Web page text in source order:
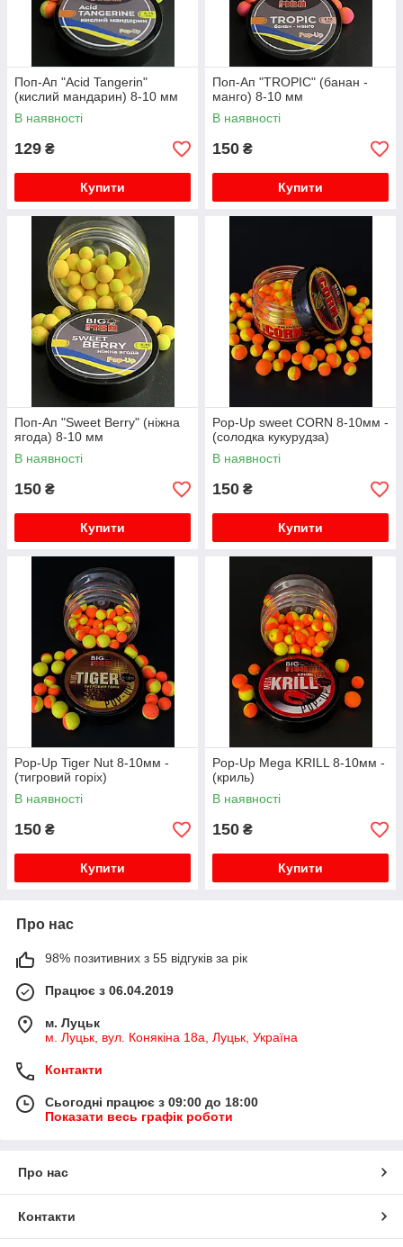
Поп-Ап "Acid Tangerin"
(кислий мандарин) 8-10 мм
В наявності
129 ₴
Купити
Поп-Ап "TROPIC" (банан -
манго) 8-10 мм
В наявності
150 ₴
Купити
Поп-Ап "Sweet Berry" (ніжна
ягода) 8-10 мм
В наявності
150 ₴
Купити
Pop-Up sweet CORN 8-10мм -
(солодка кукурудза)
В наявності
150 ₴
Купити
Pop-Up Tiger Nut 8-10мм -
(тигровий горіх)
В наявності
150 ₴
Купити
Pop-Up Mega KRILL 8-10мм -
(криль)
В наявності
150 ₴
Купити
Про нас
98% позитивних з 55 відгуків за рік
Працює з 06.04.2019
м. Луцьк
м. Луцьк, вул. Конякіна 18а, Луцьк, Україна
Контакти
Сьогодні працює з 09:00 до 18:00
Показати весь графік роботи
Про нас
Контакти